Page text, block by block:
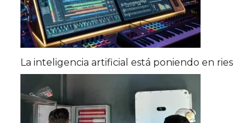
La inteligencia artificial está poniendo en